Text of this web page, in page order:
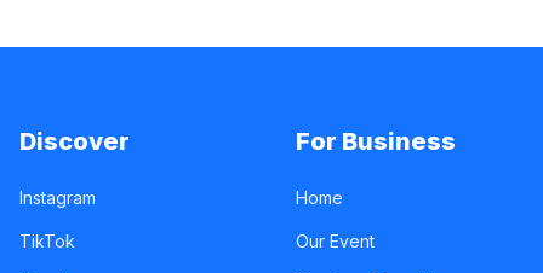
Discover
Instagram
TikTok
For Business
Home
Our Event